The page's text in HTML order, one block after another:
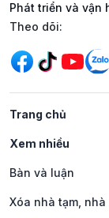
Phát triển và vận
Mạng xã
Theo dõi:
Trang chủ
Xem nhiều
Bàn và luận
Xóa nhà tạm,